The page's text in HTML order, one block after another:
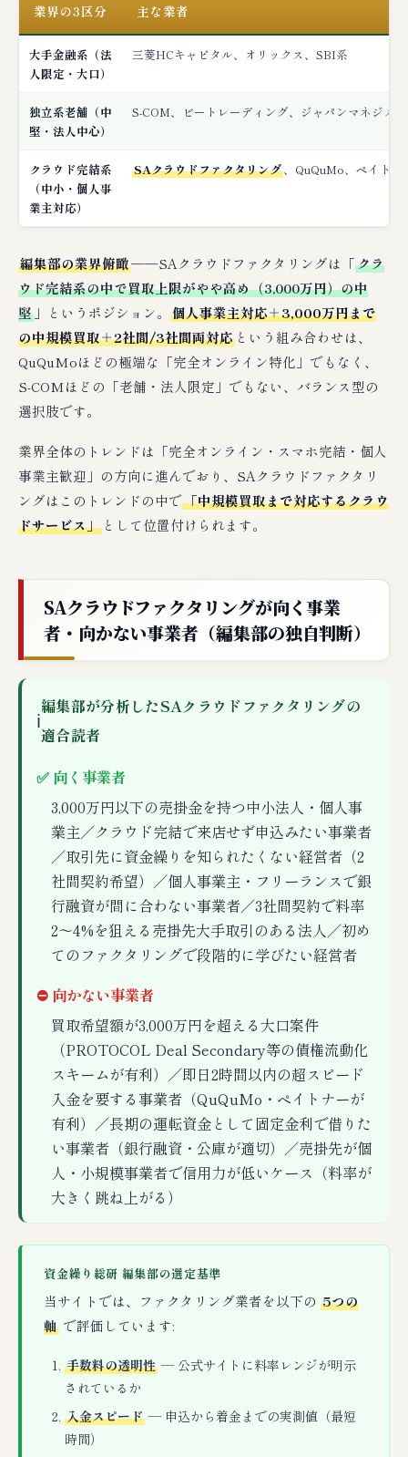
業界の3区分 主な業者
大手金融系（法
人限定・大口）
三菱HCキャピタル、オリックス、SBI系
独立系老舗（中
堅・法人中心）
S-COM、ビートレーディング、ジャパンマネジメ
クラウド完結系
（中小・個人事
業主対応）
SAクラウドファクタリング、QuQuMo、ペイト
編集部の業界俯瞰──SAクラウドファクタリングは「クラ
ウド完結系の中で買取上限がやや高め（3,000万円）の中
堅 」というポジション。個人事業主対応＋3,000万円まで
の中規模買取＋2社間/3社間両対応 という組み合わせは、
QuQuMoほどの極端な「完全オンライン特化」でもなく、
S-COMほどの「老舗・法人限定」でもない、バランス型の
選択肢です。
業界全体のトレンドは「完全オンライン・スマホ完結・個人
事業主歓迎」の方向に進んでおり、SAクラウドファクタリ
ングはこのトレンドの中で「中規模買取まで対応するクラウ
ドサービス」 として位置付けられます。
SAクラウドファクタリングが向く事業
者・向かない事業者（編集部の独自判断）
ℹ
編集部が分析したSAクラウドファクタリングの
適合読者
✅ 向く事業者
3,000万円以下の売掛金を持つ中小法人・個人事
業主／クラウド完結で来店せず申込みたい事業者
／取引先に資金繰りを知られたくない経営者（2
社間契約希望）／個人事業主・フリーランスで銀
行融資が間に合わない事業者／3社間契約で料率
2〜4%を狙える売掛先大手取引のある法人／初め
てのファクタリングで段階的に学びたい経営者
⛔ 向かない事業者
買取希望額が3,000万円を超える大口案件
（PROTOCOL Deal Secondary等の債権流動化
スキームが有利）／即日2時間以内の超スピード
入金を要する事業者（QuQuMo・ペイトナーが
有利）／長期の運転資金として固定金利で借りた
い事業者（銀行融資・公庫が適切）／売掛先が個
人・小規模事業者で信用力が低いケース（料率が
大きく跳ね上がる）
資金繰り総研 編集部の選定基準
当サイトでは、ファクタリング業者を以下の5つの
軸 で評価しています:
手数料の透明性— 公式サイトに料率レンジが明示
されているか
入金スピード— 申込から着金までの実測値（最短
時間）